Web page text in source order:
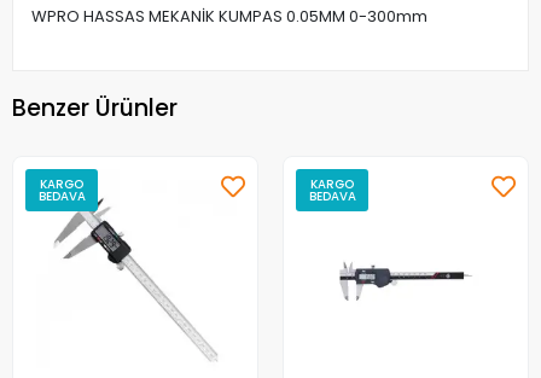
WPRO HASSAS MEKANİK KUMPAS 0.05MM 0-300mm
Benzer Ürünler
KARGO
BEDAVA
KARGO
BEDAVA